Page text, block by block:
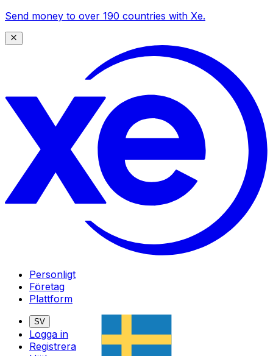
Send money to over 190 countries with Xe.
Personligt
Företag
Plattform
SV
Logga in
Registrera